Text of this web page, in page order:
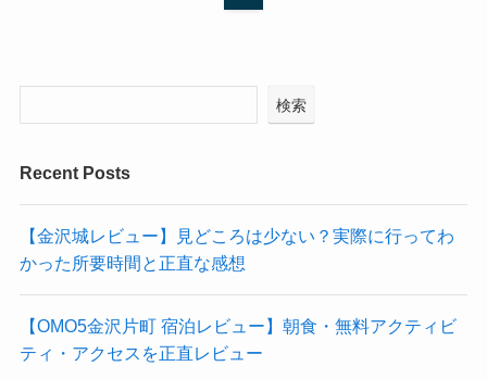
検索
Recent Posts
【金沢城レビュー】見どころは少ない？実際に行ってわ
かった所要時間と正直な感想
【OMO5金沢片町 宿泊レビュー】朝食・無料アクティビ
ティ・アクセスを正直レビュー